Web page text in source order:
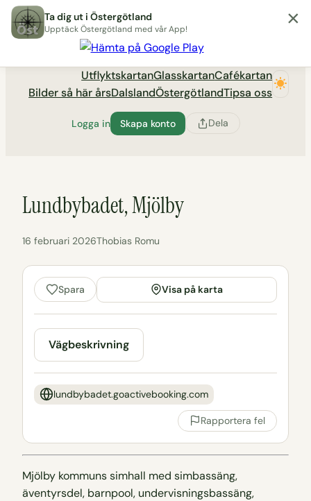
Hoppa
till
Utflyktsportalen tadigut.nu
UtflyktskartanGlasskartanCafékartan
Bilder så här årsDalslandÖstergötlandTipsa oss
Logga in Skapa konto Dela
Lundbybadet, Mjölby
16 februari 2026Thobias Romu
Spara Visa på karta
Vägbeskrivning
lundbybadet.goactivebooking.com
Rapportera fel
Mjölby kommuns simhall med simbassäng,
äventyrsdel, barnpool, undervisningsbassäng,
Ta dig ut i Östergötland
Upptäck Östergötland med vår App! ×